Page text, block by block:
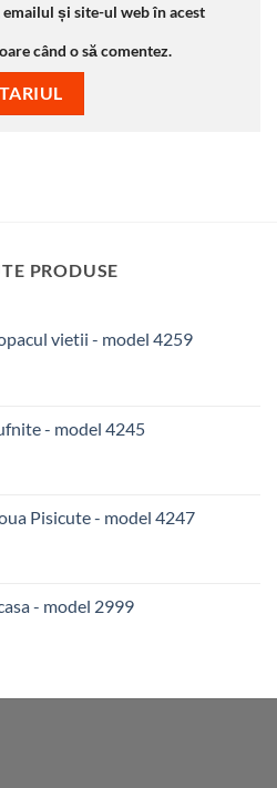
și site-ul web în acest
când o să comentez.
PRODUSE
vietii - model 4259
- model 4245
Pisicute - model 4247
- model 2999